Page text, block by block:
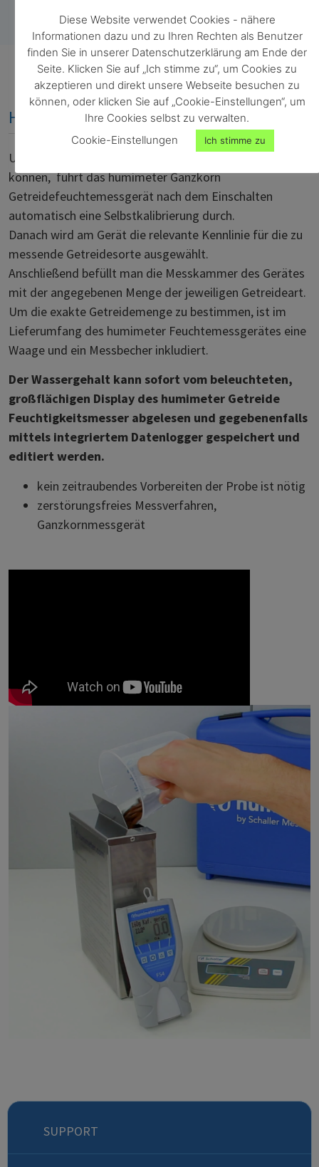
Handhabung und Messvorgang
Um langfristig präzise Messwerte gewährleisten zu
können, führt das humimeter Ganzkorn
Getreidefeuchtemessgerät nach dem Einschalten
automatisch eine Selbstkalibrierung durch.
Danach wird am Gerät die relevante Kennlinie für die zu
messende Getreidesorte ausgewählt.
Anschließend befüllt man die Messkammer des Gerätes
mit der angegebenen Menge der jeweiligen Getreideart.
Um die exakte Getreidemenge zu bestimmen, ist im
Lieferumfang des humimeter Feuchtemessgerätes eine
Waage und ein Messbecher inkludiert.
Der Wassergehalt kann sofort vom beleuchteten,
großflächigen Display des humimeter Getreide
Feuchtigkeitsmesser abgelesen und gegebenenfalls
mittels integriertem Datenlogger gespeichert und
editiert werden.
kein zeitraubendes Vorbereiten der Probe ist nötig
zerstörungsfreies Messverfahren,
Ganzkornmessgerät
SUPPORT
Diese Website verwendet Cookies - nähere
Informationen dazu und zu Ihren Rechten als Benutzer
finden Sie in unserer Datenschutzerklärung am Ende der
Seite. Klicken Sie auf „Ich stimme zu“, um Cookies zu
akzeptieren und direkt unsere Webseite besuchen zu
können, oder klicken Sie auf „Cookie-Einstellungen“, um
Ihre Cookies selbst zu verwalten.
Cookie-Einstellungen
Ich stimme zu